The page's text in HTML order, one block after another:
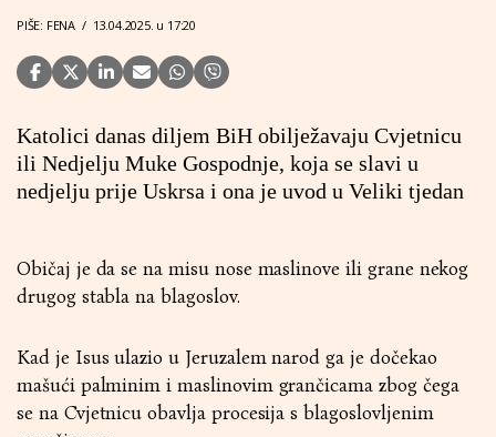
PIŠE: FENA / 13.04.2025. u 17:20
Katolici danas diljem BiH obilježavaju Cvjetnicu
ili Nedjelju Muke Gospodnje, koja se slavi u
nedjelju prije Uskrsa i ona je uvod u Veliki tjedan
Običaj je da se na misu nose maslinove ili grane nekog
drugog stabla na blagoslov.
Kad je Isus ulazio u Jeruzalem narod ga je dočekao
mašući palminim i maslinovim grančicama zbog čega
se na Cvjetnicu obavlja procesija s blagoslovljenim